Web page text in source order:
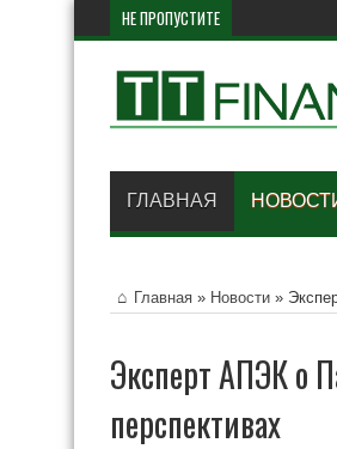
НЕ ПРОПУСТИТЕ
ГЛАВНАЯ
Главная » Новости »
Эксперт АПЭК о
перспективах